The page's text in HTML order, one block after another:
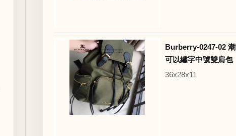
Burberry-0247-02
可以繡字中號雙肩包
36x28x11